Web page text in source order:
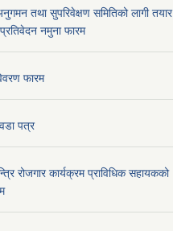
तथा सुपरिवेक्षण समितिको लागी तयार
प्रतिवेदन नमुना फारम
फारम
पत्र
रोजगार कार्यक्रम प्राविधिक सहायकको